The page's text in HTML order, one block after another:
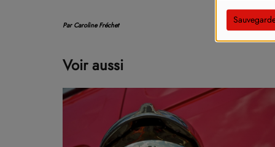
Par Caroline Fréchet
Voir aussi